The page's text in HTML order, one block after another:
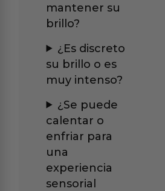
mantener su
brillo?
¿Es discreto
su brillo o es
muy intenso?
¿Se puede
calentar o
enfriar para
una
experiencia
sensorial